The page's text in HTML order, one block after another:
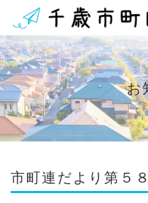
お
市町連だより第５